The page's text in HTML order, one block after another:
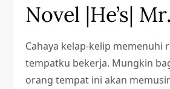
Novel |He’s|
Cahaya kelap-kelip memenuhi
tempatku bekerja. Mungkin
orang tempat ini akan